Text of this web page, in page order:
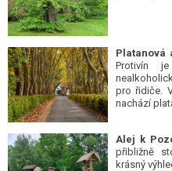
Platanová
Protivín
pro řidiče.
nachází
Alej k
přibližně
krásný